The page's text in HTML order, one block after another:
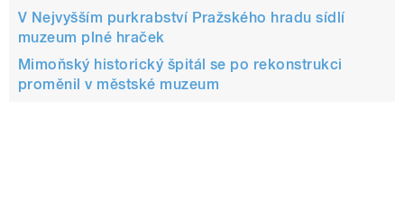
V Nejvyšším purkrabství Pražského hradu sídlí
muzeum plné hraček
Mimoňský historický špitál se po rekonstrukci
proměnil v městské muzeum